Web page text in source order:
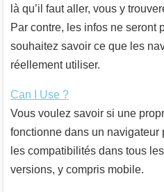
là qu’il faut aller, vous y
Par contre, les infos ne seront
souhaitez savoir ce que les
réellement utiliser.
Can I Use ?
Vous voulez savoir si une
fonctionne dans un navigateur
les compatibilités dans tous
versions, y compris mobile.